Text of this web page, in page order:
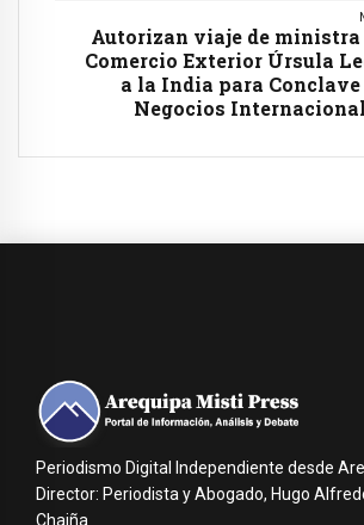
Autorizan viaje de ministra
Comercio Exterior Úrsula
a la India para Conclave
Negocios
Periodismo Digital Independiente desde
Director: Periodista y Abogado, Hugo
Chaiña